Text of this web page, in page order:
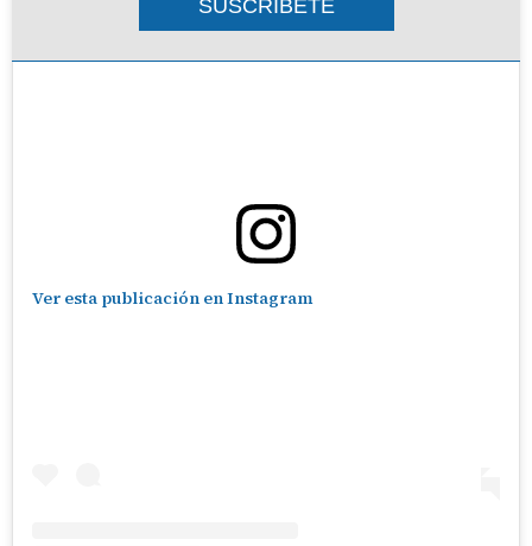
SUSCRIBETE
Ver esta publicación en Instagram